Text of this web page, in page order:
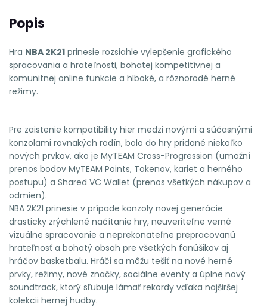
Popis
Hra NBA 2K21 prinesie rozsiahle vylepšenie grafického
spracovania a hrateľnosti, bohatej kompetitívnej a
komunitnej online funkcie a hlboké, a rôznorodé herné
režimy.
Pre zaistenie kompatibility hier medzi novými a súčasnými
konzolami rovnakých rodín, bolo do hry pridané niekoľko
nových prvkov, ako je MyTEAM Cross-Progression (umožní
prenos bodov MyTEAM Points, Tokenov, kariet a herného
postupu) a Shared VC Wallet (prenos všetkých nákupov a
odmien).
NBA 2K21 prinesie v prípade konzoly novej generácie
drasticky zrýchlené načítanie hry, neuveriteľne verné
vizuálne spracovanie a neprekonateľne prepracovanú
hrateľnosť a bohatý obsah pre všetkých fanúšikov aj
hráčov basketbalu. Hráči sa môžu tešiť na nové herné
prvky, režimy, nové značky, sociálne eventy a úplne nový
soundtrack, ktorý sľubuje lámať rekordy vďaka najširšej
kolekcii hernej hudby.